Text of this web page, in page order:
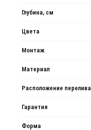
Глубина, см
Цвета
Монтаж
Материал
Расположение перелива
Гарантия
Форма